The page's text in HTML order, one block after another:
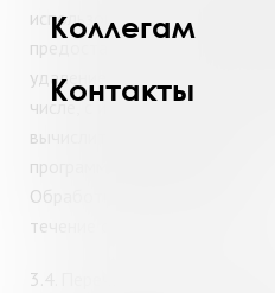
Коллегам
Контакты
использование; передачу
предоставление, доступ);
удаление; уничтожение
числе, с использованием
вычислительной техники и
программного обеспечения.
Обработка персональных
течение срока действия
3.4.